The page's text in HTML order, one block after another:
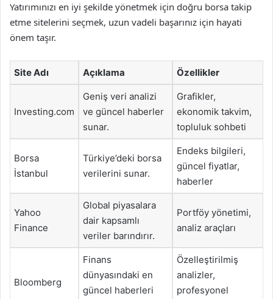
Yatırımınızı en iyi şekilde yönetmek için doğru borsa takip
etme sitelerini seçmek, uzun vadeli başarınız için hayati
önem taşır.
Site Adı Açıklama Özellikler
Investing.com
Geniş veri analizi
ve güncel haberler
sunar.
Grafikler,
ekonomik takvim,
topluluk sohbeti
Borsa
İstanbul
Türkiye’deki borsa
verilerini sunar.
Endeks bilgileri,
güncel fiyatlar,
haberler
Yahoo
Finance
Global piyasalara
dair kapsamlı
veriler barındırır.
Portföy yönetimi,
analiz araçları
Bloomberg
Finans
dünyasındaki en
güncel haberleri
Özelleştirilmiş
analizler,
profesyonel